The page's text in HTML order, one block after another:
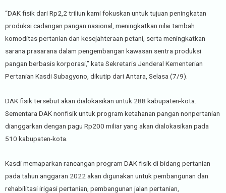
“DAK fisik dari Rp2,2 triliun kami fokuskan untuk tujuan peningkatan
produksi cadangan pangan nasional, meningkatkan nilai tambah
komoditas pertanian dan kesejahteraan petani, serta meningkatkan
sarana prasarana dalam pengembangan kawasan sentra produksi
pangan berbasis korporasi,” kata Sekretaris Jenderal Kementerian
Pertanian Kasdi Subagyono, dikutip dari Antara, Selasa (7/9).
DAK fisik tersebut akan dialokasikan untuk 288 kabupaten-kota.
Sementara DAK nonfisik untuk program ketahanan pangan nonpertanian
dianggarkan dengan pagu Rp200 miliar yang akan dialokasikan pada
510 kabupaten-kota.
Kasdi memaparkan rancangan program DAK fisik di bidang pertanian
pada tahun anggaran 2022 akan digunakan untuk pembangunan dan
rehabilitasi irigasi pertanian, pembangunan jalan pertanian,